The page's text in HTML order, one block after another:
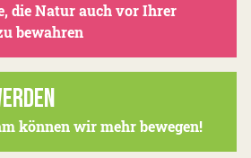
die Natur auch vor Ihrer
bewahren
können wir mehr bewegen!